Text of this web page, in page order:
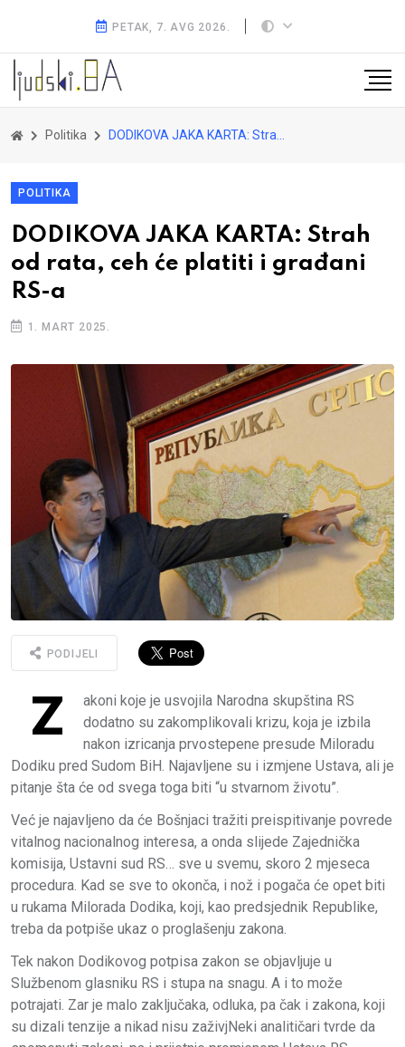
PETAK, 7. AVG 2026.
Politika DODIKOVA JAKA KARTA: Strah od rata, ceh će platiti i građani RS-a
POLITIKA
DODIKOVA JAKA KARTA: Strah
od rata, ceh će platiti i građani
RS-a
1. MART 2025.
PODIJELI
Z
akoni koje je usvojila Narodna skupština RS
dodatno su zakomplikovali krizu, koja je izbila
nakon izricanja prvostepene presude Miloradu
Dodiku pred Sudom BiH. Najavljene su i izmjene Ustava, ali je
pitanje šta će od svega toga biti “u stvarnom životu”.
Već je najavljeno da će Bošnjaci tražiti preispitivanje povrede
vitalnog nacionalnog interesa, a onda slijede Zajednička
komisija, Ustavni sud RS… sve u svemu, skoro 2 mjeseca
procedura. Kad se sve to okonča, i nož i pogača će opet biti
u rukama Milorada Dodika, koji, kao predsjednik Republike,
treba da potpiše ukaz o proglašenju zakona.
Tek nakon Dodikovog potpisa zakon se objavljuje u
Službenom glasniku RS i stupa na snagu. A i to može
potrajati. Zar je malo zaključaka, odluka, pa čak i zakona, koji
su dizali tenzije a nikad nisu zaživjNeki analitičari tvrde da